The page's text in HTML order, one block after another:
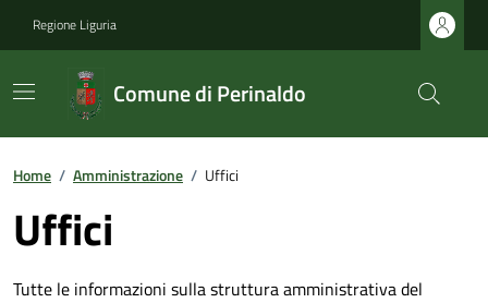
Regione Liguria
Comune di Perinaldo
Home / Amministrazione / Uffici
Uffici
Tutte le informazioni sulla struttura amministrativa del